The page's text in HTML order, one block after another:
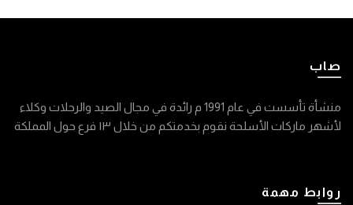
صاب
منشأة تأسست في عام 1991 م رائدة في مجال الصيد والرحلات وكلاء
لأشهر ماركات الأسلحة نقوم بخدمتكم من خلال ١٣ فرع حول المملكة
روابط مهمة